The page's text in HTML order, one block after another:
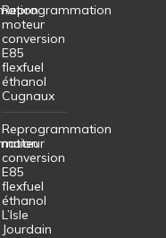
Reprogrammation
moteur
conversion
E85
flexfuel
éthanol
Cugnaux
Reprogrammation
moteur
conversion
E85
flexfuel
éthanol
L’Isle
Jourdain